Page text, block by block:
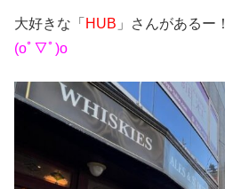
大好きな「 HUB 」さんがあるー！
(oﾟ▽ﾟ)o